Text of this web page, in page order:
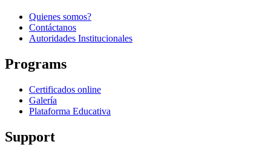
Quienes somos?
Contáctanos
Autoridades Institucionales
Programs
Certificados online
Galería
Plataforma Educativa
Support